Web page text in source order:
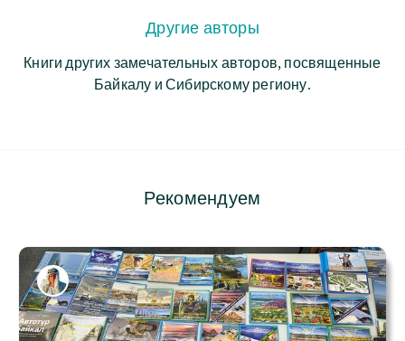
Другие авторы
Книги других замечательных авторов, посвященные
Байкалу и Сибирскому региону.
Рекомендуем